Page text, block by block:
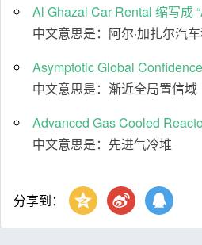
Al Ghazal Car Rental 缩写成
中文意思是：阿尔·加扎尔汽
Asymptotic Global
中文意思是：渐近全局置信域
Advanced Gas Cooled
中文意思是：先进气冷堆
分享到：